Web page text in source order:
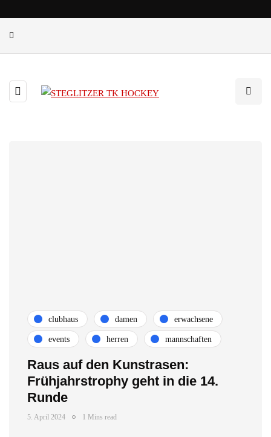
clubhaus damen erwachsene
events herren mannschaften
Raus auf den Kunstrasen:
Frühjahrstrophy geht in die 14.
Runde
5. April 2024 1 Mins read